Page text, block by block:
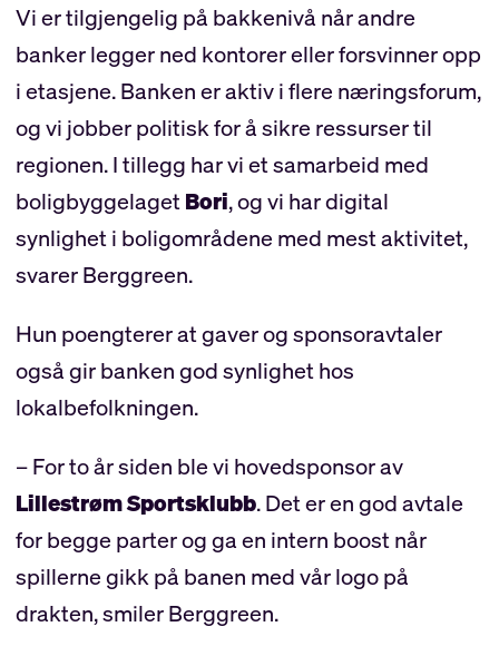
Vi er tilgjengelig på bakkenivå når andre
banker legger ned kontorer eller forsvinner opp
i etasjene. Banken er aktiv i flere næringsforum,
og vi jobber politisk for å sikre ressurser til
regionen. I tillegg har vi et samarbeid med
boligbyggelagetBori, og vi har digital
synlighet i boligområdene med mest aktivitet,
svarer Berggreen.
Hun poengterer at gaver og sponsoravtaler
også gir banken god synlighet hos
lokalbefolkningen.
– For to år siden ble vi hovedsponsor av
Lillestrøm Sportsklubb. Det er en god avtale
for begge parter og ga en intern boost når
spillerne gikk på banen med vår logo på
drakten, smiler Berggreen.